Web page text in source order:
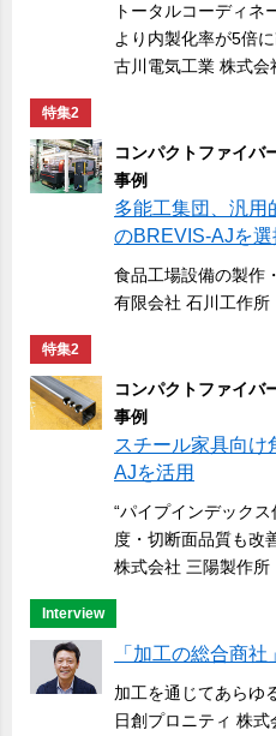
トータルコーディ
より内製化率が5倍
古川電気工業 株式会
特集2
コンパクトファイバ
事例
多能工集団、汎用
のBREVIS-AJを選
食品工場設備の製作
有限会社 石川工作所
特集2
コンパクトファイバ
事例
スチール家具向
AJを活用
“パイプインデック
度・切断面品質も改
株式会社 三陽製作所
Interview
「加工の総合商社
加工を通じてあらゆ
日創プロニティ 株